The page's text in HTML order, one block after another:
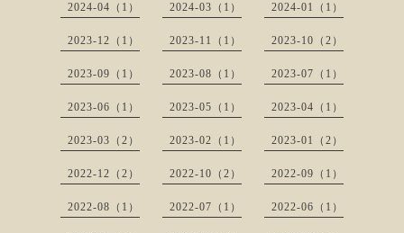
2024-04（1） 2024-03（1） 2024-01（1）
2023-12（1） 2023-11（1） 2023-10（2）
2023-09（1） 2023-08（1） 2023-07（1）
2023-06（1） 2023-05（1） 2023-04（1）
2023-03（2） 2023-02（1） 2023-01（2）
2022-12（2） 2022-10（2） 2022-09（1）
2022-08（1） 2022-07（1） 2022-06（1）